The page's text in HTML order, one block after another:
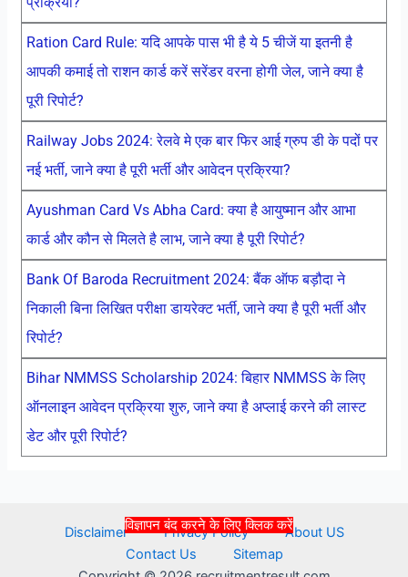
विज्ञापन बंद करने के लिए क्लिक करें
Ration Card Rule: यदि आपके पास भी है ये 5 चीजें या इतनी है
आपकी कमाई तो राशन कार्ड करें सरेंडर वरना होगी जेल, जाने क्या है
पूरी रिपोर्ट?
Railway Jobs 2024: रेलवे मे एक बार फिर आई ग्रुप डी के पदों पर
नई भर्ती, जाने क्या है पूरी भर्ती और आवेदन प्रक्रिया?
Ayushman Card Vs Abha Card: क्या है आयुष्मान और आभा
कार्ड और कौन से मिलते है लाभ, जाने क्या है पूरी रिपोर्ट?
Bank Of Baroda Recruitment 2024: बैंक ऑफ बड़ौदा ने
निकाली बिना लिखित परीक्षा डायरेक्ट भर्ती, जाने क्या है पूरी भर्ती और
रिपोर्ट?
Bihar NMMSS Scholarship 2024: बिहार NMMSS के लिए
ऑनलाइन आवेदन प्रक्रिया शुरु, जाने क्या है अप्लाई करने की लास्ट
डेट और पूरी रिपोर्ट?
Disclaimer Privacy Policy
About US
Contact Us
Sitemap